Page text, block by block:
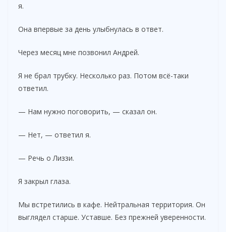
я.
Она впервые за день улыбнулась в ответ.
Через месяц мне позвонил Андрей.
Я не брал трубку. Несколько раз. Потом всё-таки
ответил.
— Нам нужно поговорить, — сказал он.
— Нет, — ответил я.
— Речь о Лиззи.
Я закрыл глаза.
Мы встретились в кафе. Нейтральная территория. Он
выглядел старше. Уставше. Без прежней уверенности.